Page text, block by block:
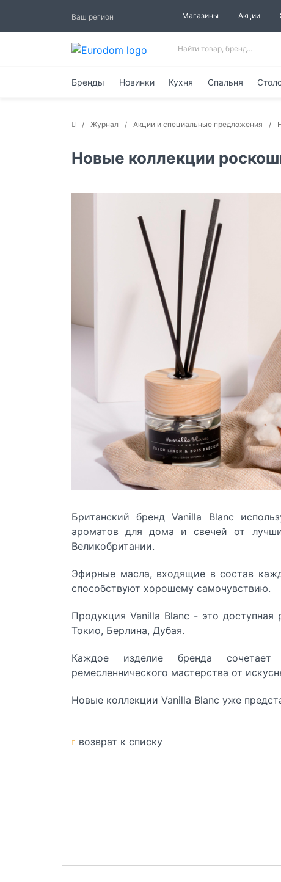
Ваш регион Магазины Акции
Бренды Новинки Кухня Спальня
Журнал Акции и специальные предложения
Новые коллекции
Британский брендVanilla Blanc
ароматов для дома и свечей от
Великобритании.
Эфирные масла, входящие в состав
способствуют хорошему самочувствию.
Продукция Vanilla Blanc - это доступная
Токио, Берлина, Дубая.
Каждое изделие бренда сочетает
ремесленнического мастерства от
Новые коллекции Vanilla Blanc уже
возврат к списку